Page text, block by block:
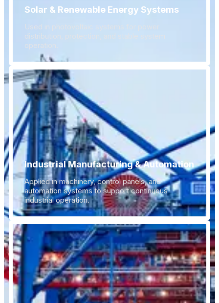
Solar & Renewable Energy Systems
Used in photovoltaic systems for power
distribution, protection, and stable system
operation.
Industrial Manufacturing & Automation
Applied in machinery, control panels, and
automation systems to support continuous
industrial operation.